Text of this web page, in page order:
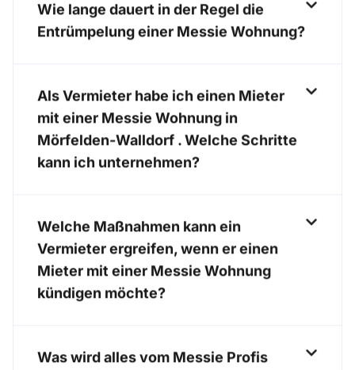
Wie lange dauert in der Regel die
Entrümpelung einer Messie Wohnung?
Als Vermieter habe ich einen Mieter
mit einer Messie Wohnung in
Mörfelden-Walldorf . Welche Schritte
kann ich unternehmen?
Welche Maßnahmen kann ein
Vermieter ergreifen, wenn er einen
Mieter mit einer Messie Wohnung
kündigen möchte?
Was wird alles vom Messie Profis